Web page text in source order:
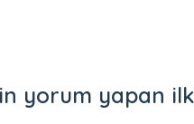
yorum yapan